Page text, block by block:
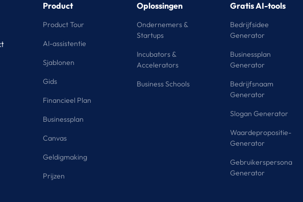
Product
Product Tour
AI-assistentie
Sjablonen
Gids
Financieel Plan
Businessplan
Canvas
Geldigmaking
Prijzen
Oplossingen
Ondernemers &
Startups
Incubators &
Accelerators
Business Schools
Gratis AI-tools
Bedrijfsidee
Generator
Businessplan
Generator
Bedrijfsnaam
Generator
Slogan Generator
Waardepropositie-
Generator
Gebruikerspersona
Generator